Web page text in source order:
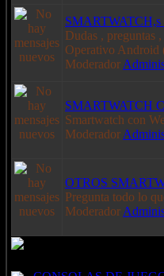
Dudas , preguntas
Operativo Android
Moderador
SMARTWATCH
Smartwatch con
Moderador
OTROS
Pregunta todo lo
Moderador